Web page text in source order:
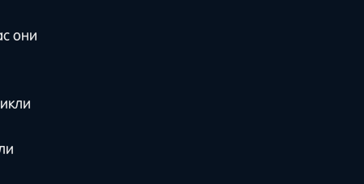
они